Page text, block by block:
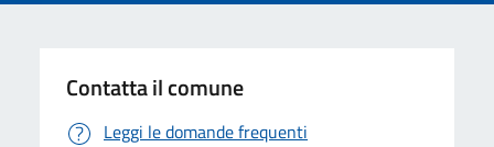
Contatta il comune
Leggi le domande frequenti